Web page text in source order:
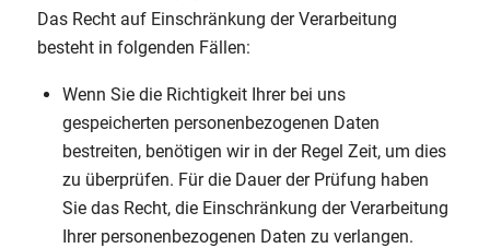
Das Recht auf Einschränkung der Verarbeitung
besteht in folgenden Fällen:
Wenn Sie die Richtigkeit Ihrer bei uns
gespeicherten personenbezogenen Daten
bestreiten, benötigen wir in der Regel Zeit, um dies
zu überprüfen. Für die Dauer der Prüfung haben
Sie das Recht, die Einschränkung der Verarbeitung
Ihrer personenbezogenen Daten zu verlangen.